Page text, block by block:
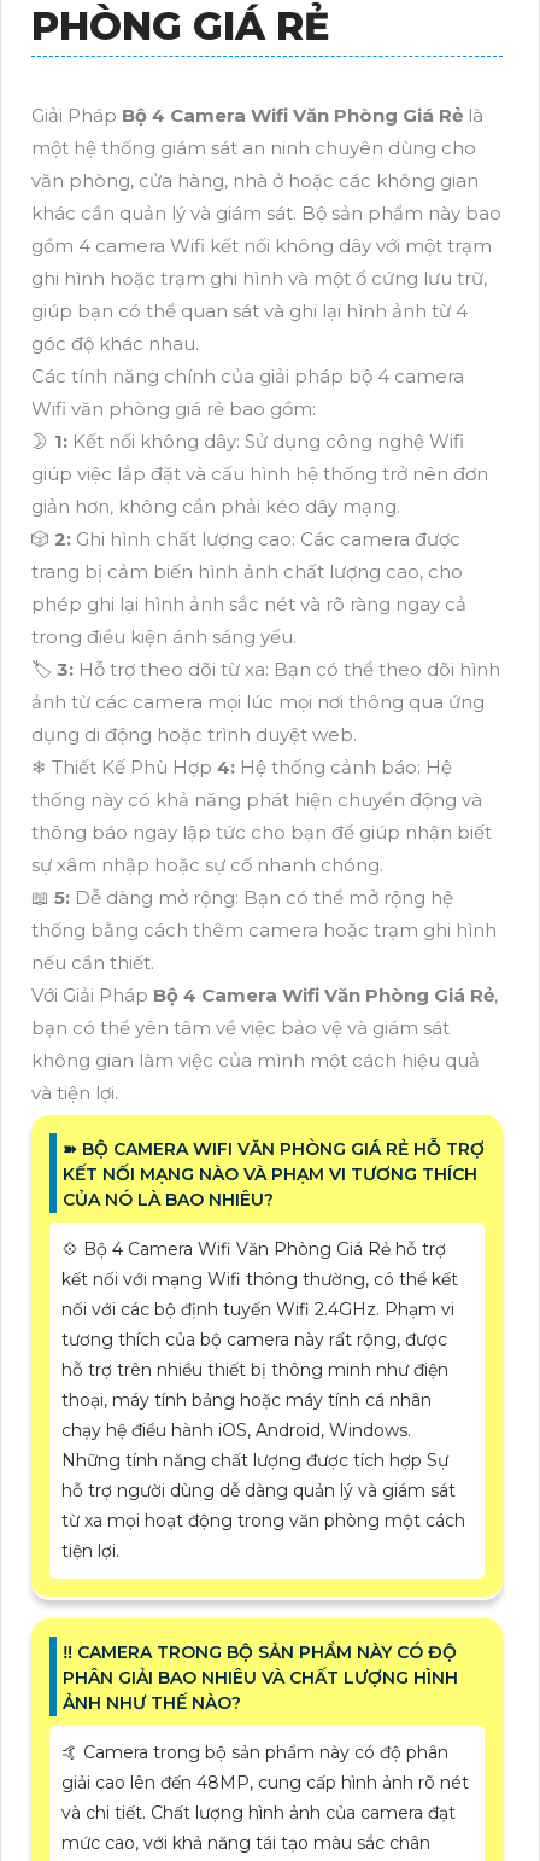
PHÒNG GIÁ RẺ
Giải Pháp Bộ 4 Camera Wifi Văn Phòng Giá Rẻ là
một hệ thống giám sát an ninh chuyên dùng cho
văn phòng, cửa hàng, nhà ở hoặc các không gian
khác cần quản lý và giám sát. Bộ sản phẩm này bao
gồm 4 camera Wifi kết nối không dây với một trạm
ghi hình hoặc trạm ghi hình và một ổ cứng lưu trữ,
giúp bạn có thể quan sát và ghi lại hình ảnh từ 4
góc độ khác nhau.
Các tính năng chính của giải pháp bộ 4 camera
Wifi văn phòng giá rẻ bao gồm:
🌛 1: Kết nối không dây: Sử dụng công nghệ Wifi
giúp việc lắp đặt và cấu hình hệ thống trở nên đơn
giản hơn, không cần phải kéo dây mạng.
🎲 2: Ghi hình chất lượng cao: Các camera được
trang bị cảm biến hình ảnh chất lượng cao, cho
phép ghi lại hình ảnh sắc nét và rõ ràng ngay cả
trong điều kiện ánh sáng yếu.
🏷 3: Hỗ trợ theo dõi từ xa: Bạn có thể theo dõi hình
ảnh từ các camera mọi lúc mọi nơi thông qua ứng
dụng di động hoặc trình duyệt web.
❄ Thiết Kế Phù Hợp 4: Hệ thống cảnh báo: Hệ
thống này có khả năng phát hiện chuyển động và
thông báo ngay lập tức cho bạn để giúp nhận biết
sự xâm nhập hoặc sự cố nhanh chóng.
📖 5: Dễ dàng mở rộng: Bạn có thể mở rộng hệ
thống bằng cách thêm camera hoặc trạm ghi hình
nếu cần thiết.
Với Giải Pháp Bộ 4 Camera Wifi Văn Phòng Giá Rẻ,
bạn có thể yên tâm về việc bảo vệ và giám sát
không gian làm việc của mình một cách hiệu quả
và tiện lợi.
➽ BỘ CAMERA WIFI VĂN PHÒNG GIÁ RẺ HỖ TRỢ
KẾT NỐI MẠNG NÀO VÀ PHẠM VI TƯƠNG THÍCH
CỦA NÓ LÀ BAO NHIÊU?
💠 Bộ 4 Camera Wifi Văn Phòng Giá Rẻ hỗ trợ
kết nối với mạng Wifi thông thường, có thể kết
nối với các bộ định tuyến Wifi 2.4GHz. Phạm vi
tương thích của bộ camera này rất rộng, được
hỗ trợ trên nhiều thiết bị thông minh như điện
thoại, máy tính bảng hoặc máy tính cá nhân
chạy hệ điều hành iOS, Android, Windows.
Những tính năng chất lượng được tích hợp Sự
hỗ trợ người dùng dễ dàng quản lý và giám sát
từ xa mọi hoạt động trong văn phòng một cách
tiện lợi.
‼️ CAMERA TRONG BỘ SẢN PHẨM NÀY CÓ ĐỘ
PHÂN GIẢI BAO NHIÊU VÀ CHẤT LƯỢNG HÌNH
ẢNH NHƯ THẾ NÀO?
🤙 Camera trong bộ sản phẩm này có độ phân
giải cao lên đến 48MP, cung cấp hình ảnh rõ nét
và chi tiết. Chất lượng hình ảnh của camera đạt
mức cao, với khả năng tái tạo màu sắc chân